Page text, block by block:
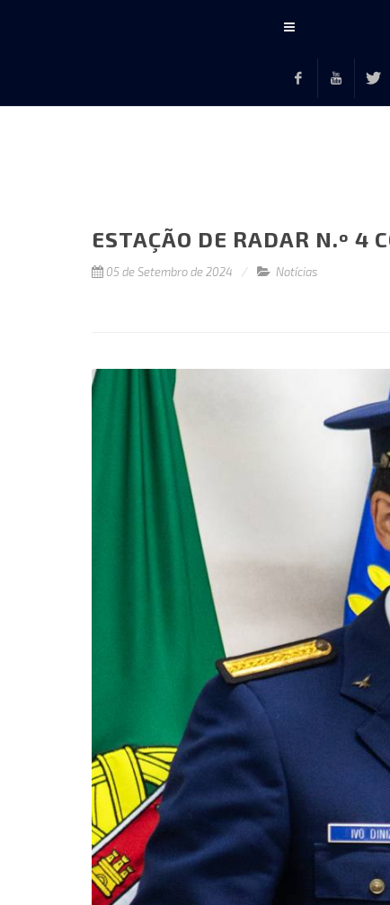
ESTAÇÃO DE RADAR N.º 4
05 de Setembro de 2024 Notícias